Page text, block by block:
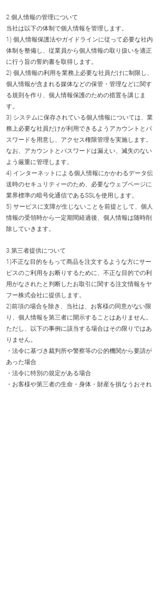
2.個人情報の管理について
当社は以下の体制で個人情報を管理します。
1) 個人情報保護法やガイドラインに従って必要な社内
体制を整備し、従業員から個人情報の取り扱いを適正
に行う旨の誓約書を取得します。
2) 個人情報の利用を業務上必要な社員だけに制限し、
個人情報が含まれる媒体などの保管・管理などに関す
る規則を作り、個人情報保護のための措置を講じま
す。
3) システムに保存されている個人情報については、業
務上必要な社員だけが利用できるようアカウントとパ
スワードを用意し、アクセス権限管理を実施します。
なお、アカウントとパスワードは漏えい、滅失のない
よう厳重に管理します。
4) インターネットによる個人情報にかかわるデータ伝
送時のセキュリティーのため、必要なウェブページに
業界標準の暗号化通信であるSSLを使用します。
5) サービスに支障が生じないことを前提として、個人
情報の受領時から一定期間経過後、個人情報は随時削
除していきます。
3.第三者提供について
1)不正な目的をもって商品を注文するような方にサー
ビスのご利用をお断りするために、不正な目的での利
用がなされたと判断したお取引に関する注文情報をヤ
フー株式会社に提供します。
2)前項の場合を除き、当社は、お客様の同意がない限
り、個人情報を第三者に開示することはありません。
ただし、以下の事例に該当する場合はその限りではあ
りません。
・法令に基づき裁判所や警察等の公的機関から要請が
あった場合
・法令に特別の規定がある場合
・お客様や第三者の生命・身体・財産を損なうおそれ